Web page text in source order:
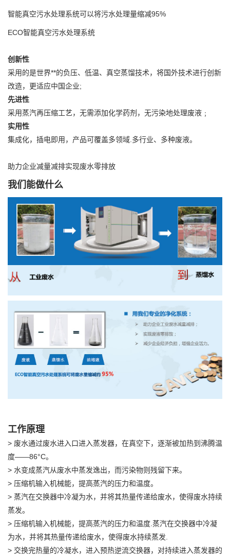
智能真空污水处理系统可以将污水处理量缩减95%
ECO智能真空污水处理系统
创新性
采用的是世界**的负压、低温、真空蒸馏技术，将国外技术进行创新
改造，更适应中国企业;
先进性
采用蒸汽再压缩工艺，无需添加化学药剂，无污染地处理废液﹔
实用性
集成化，插电即用，产品可覆盖多领域.多行业、多种废液。
助力企业减量减排实现废水零排放
我们能做什么
工作原理
> 废水通过废水进入口进入蒸发器，在真空下，逐渐被加热到沸腾温
度——86°C。
> 水变成蒸汽从废水中蒸发逸出，而污染物则残留下来。
> 压缩机输入机械能，提高蒸汽的压力和温度。
> 蒸汽在交换器中冷凝为水，并将其热量传递给废水，使得废水持续
蒸发。
> 压缩机输入机械能，提高蒸汽的压力和温度.蒸汽在交换器中冷凝
为水，并将其热量传递给废水，使得废水持续蒸发.
> 交换完热量的冷凝水，进入预热逆流交换器，对持续进入蒸发器的